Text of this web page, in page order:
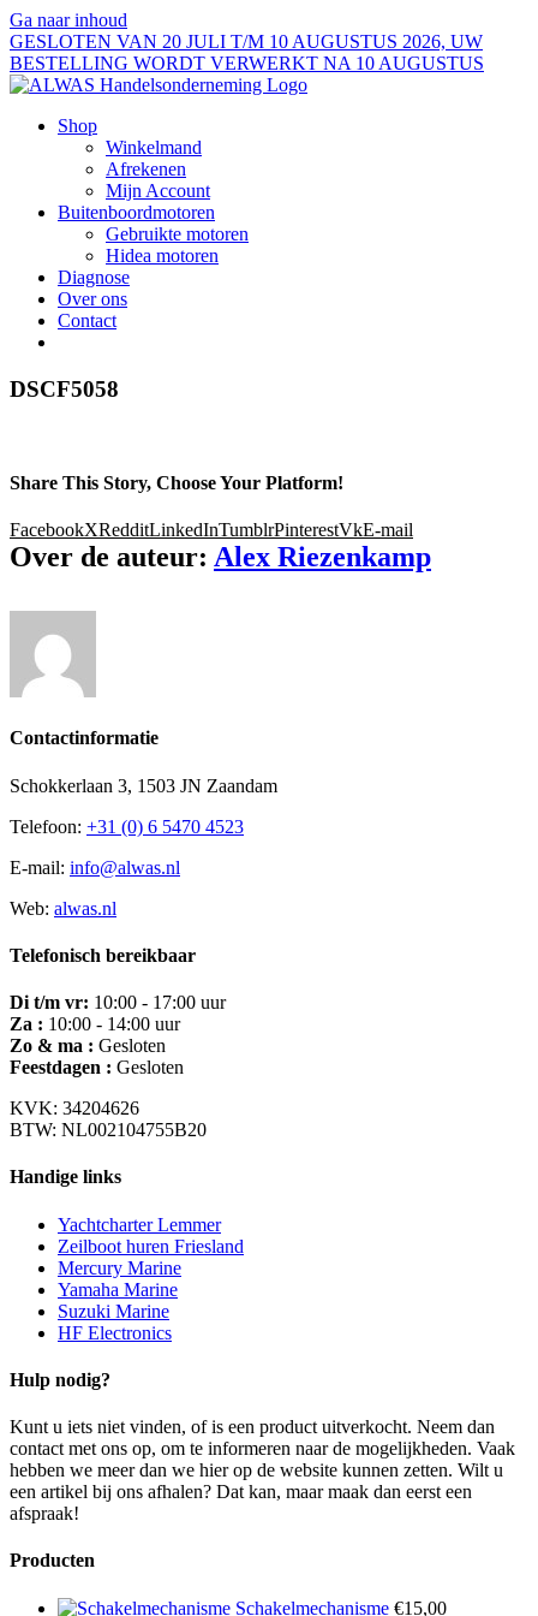
Ga naar inhoud
GESLOTEN VAN 20 JULI T/M 10 AUGUSTUS 2026, UW
BESTELLING WORDT VERWERKT NA 10 AUGUSTUS
Shop
Winkelmand
Afrekenen
Mijn Account
Buitenboordmotoren
Gebruikte motoren
Hidea motoren
Diagnose
Over ons
Contact
DSCF5058
Share This Story, Choose Your Platform!
FacebookXRedditLinkedInTumblrPinterestVkE-mail
Over de auteur: Alex Riezenkamp
Contactinformatie
Schokkerlaan 3, 1503 JN Zaandam
Telefoon: +31 (0) 6 5470 4523
E-mail: info@alwas.nl
Web: alwas.nl
Telefonisch bereikbaar
Di t/m vr: 10:00 - 17:00 uur
Za : 10:00 - 14:00 uur
Zo & ma : Gesloten
Feestdagen : Gesloten
KVK: 34204626
BTW: NL002104755B20
Handige links
Yachtcharter Lemmer
Zeilboot huren Friesland
Mercury Marine
Yamaha Marine
Suzuki Marine
HF Electronics
Hulp nodig?
Kunt u iets niet vinden, of is een product uitverkocht. Neem dan
contact met ons op, om te informeren naar de mogelijkheden. Vaak
hebben we meer dan we hier op de website kunnen zetten. Wilt u
een artikel bij ons afhalen? Dat kan, maar maak dan eerst een
afspraak!
Producten
Schakelmechanisme €15,00